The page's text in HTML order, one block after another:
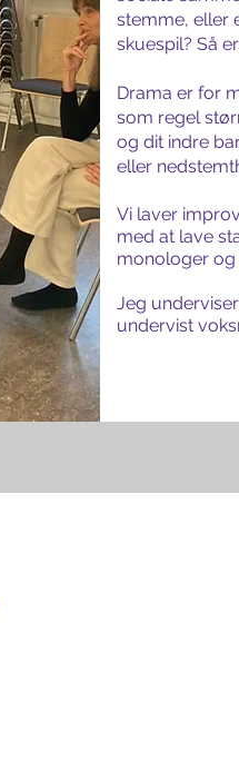
stemme, eller
skuespil? Så
Drama er for
som regel
og dit indre
eller
Vi laver
med at lave
monologer og
Jeg
undervist